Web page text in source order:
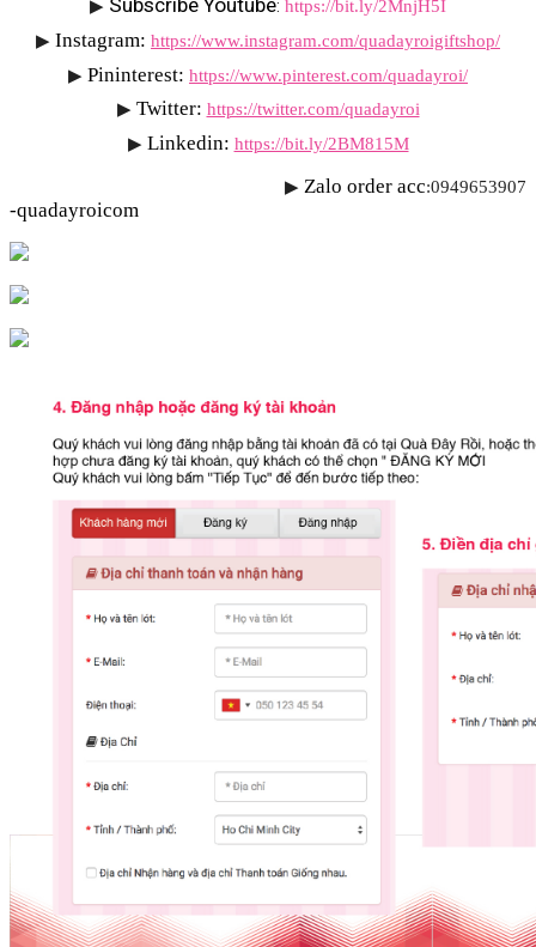
▶ : https://bit.ly/2MnjH5I
▶ Instagram: https://www.instagram.com/quadayroigiftshop/
▶ Pininterest: https://www.pinterest.com/quadayroi/
▶ Twitter: https://twitter.com/quadayroi
▶ Linkedin: https://bit.ly/2BM815M
▶ Zalo order acc
-quadayroicom